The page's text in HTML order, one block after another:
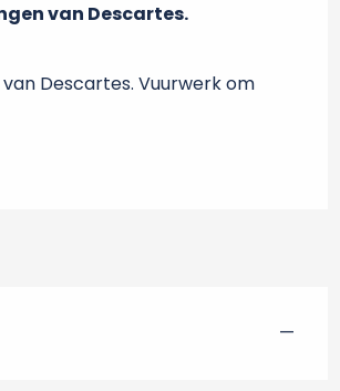
van Descartes.
Descartes. Vuurwerk om
—